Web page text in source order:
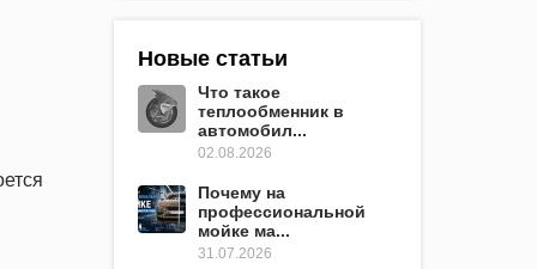
Новые статьи
Что такое
теплообменник в
автомобил...
02.08.2026
Почему на
профессиональной
мойке ма...
31.07.2026